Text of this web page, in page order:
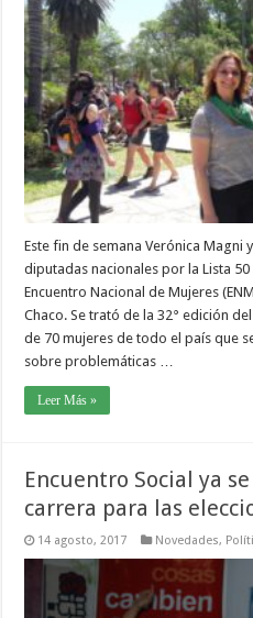
Este fin de semana Verónica Magni
diputadas nacionales por la Lista
Encuentro Nacional de Mujeres
Chaco. Se trató de la 32° edición
de 70 mujeres de todo el país que
sobre problemáticas …
Leer Más »
Encuentro Social ya
carrera para las
14 agosto, 2017 Novedades,